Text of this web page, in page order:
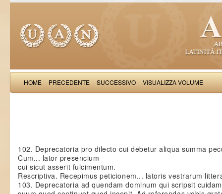
HOME PRECEDENTE SUCCESSIVO VISUALIZZA VOLUME
102. Deprecatoria pro dilecto cui debetur aliqua summa
Cum... lator presencium
cui sicut asserit fulcimentum.
Rescriptiva. Recepimus peticionem... latoris vestrarum
103. Deprecatoria ad quendam dominum qui scripsit